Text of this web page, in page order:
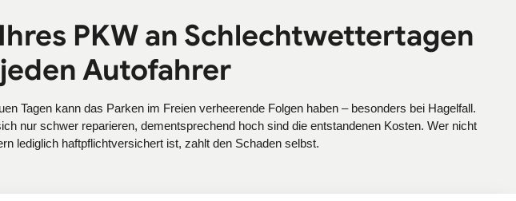
PKW an Schlechtwettertagen
Autofahrer
Tagen kann das Parken im Freien verheerende Folgen haben – besonders bei Hagelfall.
nur schwer reparieren, dementsprechend hoch sind die entstandenen Kosten. Wer nicht
lediglich haftpflichtversichert ist, zahlt den Schaden selbst.